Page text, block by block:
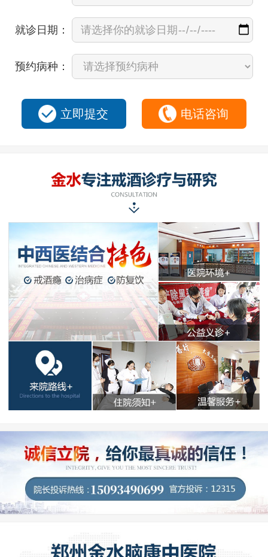
就诊日期：
预约病种：
立即提交 电话咨询